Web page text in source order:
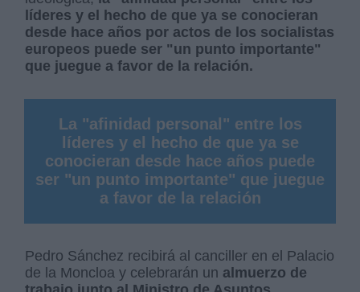
líderes y el hecho de que ya se conocieran
desde hace años por actos de los socialistas
europeos puede ser "un punto importante"
que juegue a favor de la relación.
La "afinidad personal" entre los
líderes y el hecho de que ya se
conocieran desde hace años puede
ser "un punto importante" que juegue
a favor de la relación
Pedro Sánchez recibirá al canciller en el Palacio
de la Moncloa y celebrarán un almuerzo de